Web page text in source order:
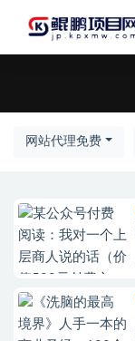
网站代理免费